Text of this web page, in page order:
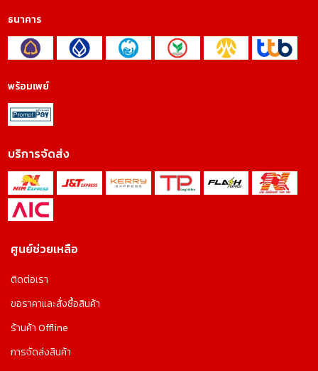
ธนาคาร
พร้อมเพย์
บริการจัดส่ง
ศูนย์ช่วยเหลือ
ติดต่อเรา
ขอราคาและสั่งซื้อสินค้า
ร้านค้า Offline
การจัดส่งสินค้า